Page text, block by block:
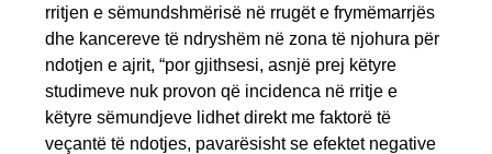
rritjen e sëmundshmërisë në rrugët e frymëmarrjës
dhe kancereve të ndryshëm në zona të njohura për
ndotjen e ajrit, “por gjithsesi, asnjë prej këtyre
studimeve nuk provon që incidenca në rritje e
këtyre sëmundjeve lidhet direkt me faktorë të
veçantë të ndotjes, pavarësisht se efektet negative